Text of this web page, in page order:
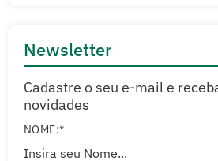
Newsletter
Cadastre o seu e-mail e
novidades
NOME:*